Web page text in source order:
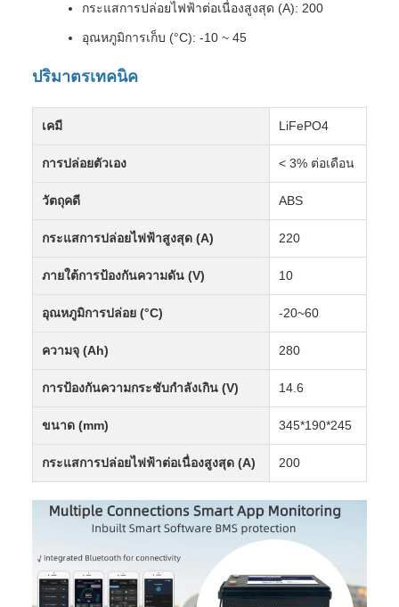
กระแสการปล่อยไฟฟ้าต่อเนื่องสูงสุด (A): 200
อุณหภูมิการเก็บ (°C): -10 ~ 45
ปริมาตรเทคนิค
เคมี LiFePO4
การปล่อยตัวเอง < 3% ต่อเดือน
วัตถุคดี ABS
กระแสการปล่อยไฟฟ้าสูงสุด (A) 220
ภายใต้การป้องกันความดัน (V) 10
อุณหภูมิการปล่อย (°C) -20~60
ความจุ (Ah) 280
การป้องกันความกระชับกําลังเกิน (V) 14.6
ขนาด (mm) 345*190*245
กระแสการปล่อยไฟฟ้าต่อเนื่องสูงสุด (A) 200